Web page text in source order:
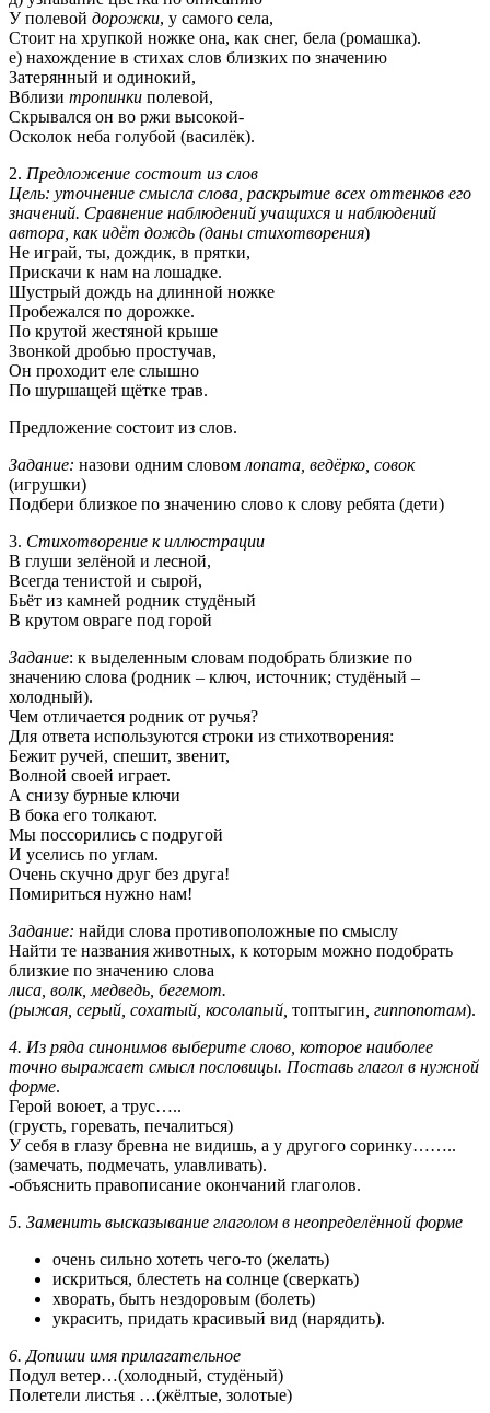
У полевой дорожки, у самого села,
Стоит на хрупкой ножке она, как снег, бела (ромашка).
е) нахождение в стихах слов близких по значению
Затерянный и одинокий,
Вблизи тропинки полевой,
Скрывался он во ржи высокой-
Осколок неба голубой (василёк).
2. Предложение состоит из слов
Цель: уточнение смысла слова, раскрытие всех оттенков его
значений. Сравнение наблюдений учащихся и наблюдений
автора, как идёт дождь (даны стихотворения)
Не играй, ты, дождик, в прятки,
Прискачи к нам на лошадке.
Шустрый дождь на длинной ножке
Пробежался по дорожке.
По крутой жестяной крыше
Звонкой дробью простучав,
Он проходит еле слышно
По шуршащей щётке трав.
Предложение состоит из слов.
Задание: назови одним словом лопата, ведёрко, совок
(игрушки)
Подбери близкое по значению слово к слову ребята (дети)
3. Стихотворение к иллюстрации
В глуши зелёной и лесной,
Всегда тенистой и сырой,
Бьёт из камней родник студёный
В крутом овраге под горой
Задание: к выделенным словам подобрать близкие по
значению слова (родник – ключ, источник; студёный –
холодный).
Чем отличается родник от ручья?
Для ответа используются строки из стихотворения:
Бежит ручей, спешит, звенит,
Волной своей играет.
А снизу бурные ключи
В бока его толкают.
Мы поссорились с подругой
И уселись по углам.
Очень скучно друг без друга!
Помириться нужно нам!
Задание: найди слова противоположные по смыслу
Найти те названия животных, к которым можно подобрать
близкие по значению слова
лиса, волк, медведь, бегемот.
(рыжая, серый, сохатый, косолапый, топтыгин , гиппопотам).
4. Из ряда синонимов выберите слово, которое наиболее
точно выражает смысл пословицы. Поставь глагол в нужной
форме.
Герой воюет, а трус…..
(грусть, горевать, печалиться)
У себя в глазу бревна не видишь, а у другого соринку……..
(замечать, подмечать, улавливать).
-объяснить правописание окончаний глаголов.
5. Заменить высказывание глаголом в неопределённой форме
очень сильно хотеть чего-то (желать)
искриться, блестеть на солнце (сверкать)
хворать, быть нездоровым (болеть)
украсить, придать красивый вид (нарядить).
6. Допиши имя прилагательное
Подул ветер…(холодный, студёный)
Полетели листья …(жёлтые, золотые)